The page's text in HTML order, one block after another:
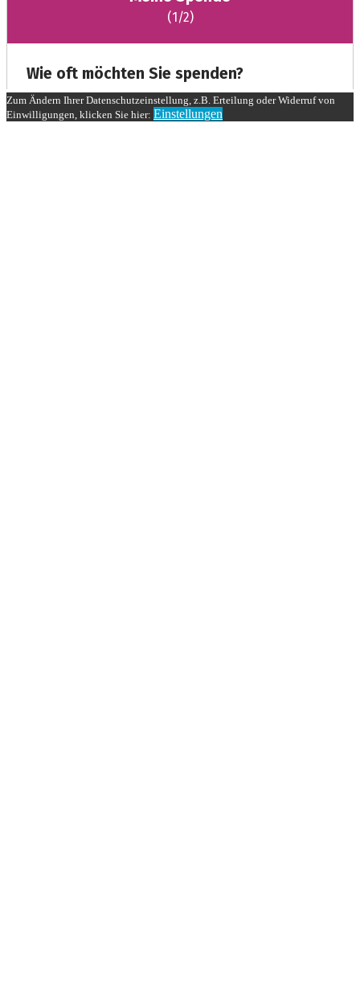
Zum Ändern Ihrer Datenschutzeinstellung, z.B. Erteilung oder Widerruf von
Einwilligungen, klicken Sie hier: Einstellungen